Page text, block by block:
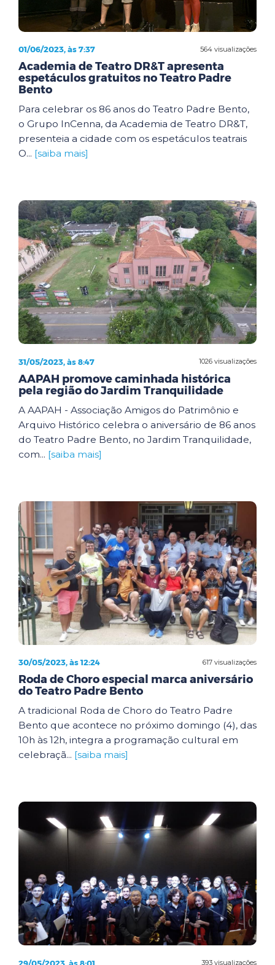
564 visualizações
01/06/2023, às 7:37
Academia de Teatro DR&T apresenta
espetáculos gratuitos no Teatro Padre
Bento
Para celebrar os 86 anos do Teatro Padre Bento,
o Grupo InCenna, da Academia de Teatro DR&T,
presenteia a cidade com os espetáculos teatrais
O... [saiba mais]
1026 visualizações
31/05/2023, às 8:47
AAPAH promove caminhada histórica
pela região do Jardim Tranquilidade
A AAPAH - Associação Amigos do Patrimônio e
Arquivo Histórico celebra o aniversário de 86 anos
do Teatro Padre Bento, no Jardim Tranquilidade,
com... [saiba mais]
617 visualizações
30/05/2023, às 12:24
Roda de Choro especial marca aniversário
do Teatro Padre Bento
A tradicional Roda de Choro do Teatro Padre
Bento que acontece no próximo domingo (4), das
10h às 12h, integra a programação cultural em
celebraçã... [saiba mais]
393 visualizações
29/05/2023, às 8:01